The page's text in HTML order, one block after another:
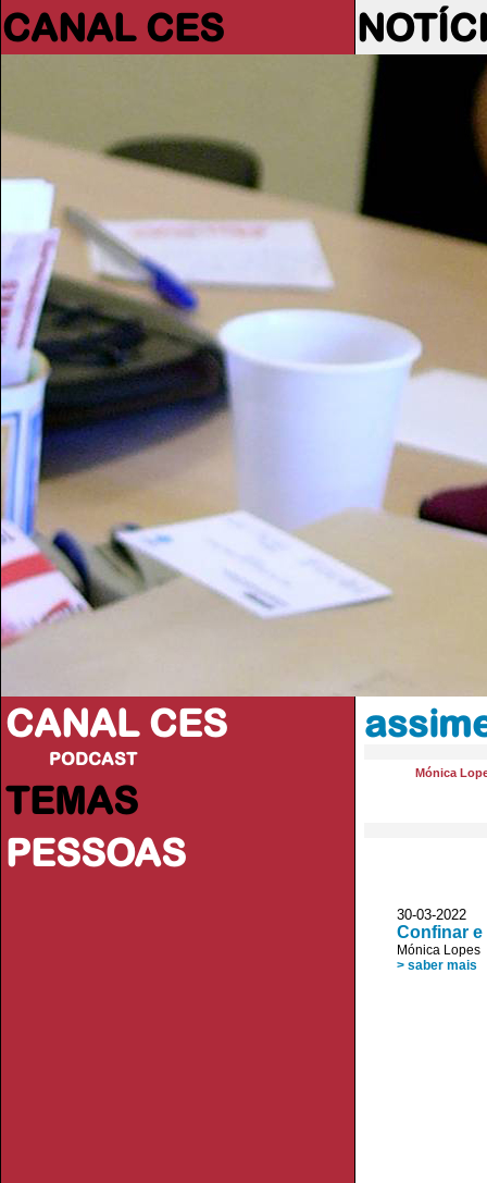
CANAL CES
CANAL CES
PODCAST
TEMAS
PESSOAS
Mónica
30-03-
Confinar
Mónica Lopes
> saber mais